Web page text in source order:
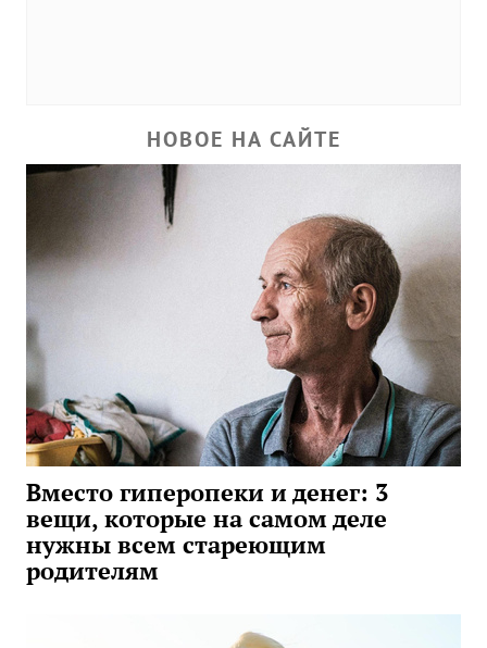
НОВОЕ НА САЙТЕ
Вместо гиперопеки и денег: 3
вещи, которые на самом деле
нужны всем стареющим
родителям